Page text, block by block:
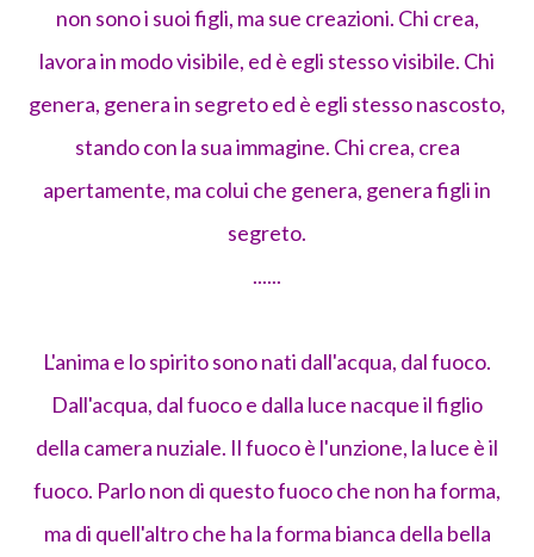
non sono i suoi figli, ma sue creazioni. Chi crea,
lavora in modo visibile, ed è egli stesso visibile. Chi
genera, genera in segreto ed è egli stesso nascosto,
stando con la sua immagine. Chi crea, crea
apertamente, ma colui che genera, genera figli in
segreto.
......
L'anima e lo spirito sono nati dall'acqua, dal fuoco.
Dall'acqua, dal fuoco e dalla luce nacque il figlio
della camera nuziale. Il fuoco è l'unzione, la luce è il
fuoco. Parlo non di questo fuoco che non ha forma,
ma di quell'altro che ha la forma bianca della bella